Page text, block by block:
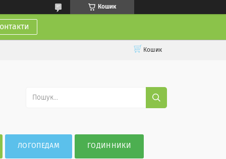
Кошик
Кошик
ЛОГОПЕДАМ ГОДИННИКИ